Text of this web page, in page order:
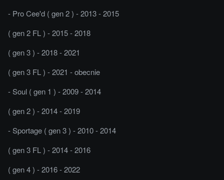
- Pro Cee'd ( gen 2 ) - 2013 - 2015
( gen 2 FL ) - 2015 - 2018
( gen 3 ) - 2018 - 2021
( gen 3 FL ) - 2021 - obecnie
- Soul ( gen 1 ) - 2009 - 2014
( gen 2 ) - 2014 - 2019
- Sportage ( gen 3 ) - 2010 - 2014
( gen 3 FL ) - 2014 - 2016
( gen 4 ) - 2016 - 2022